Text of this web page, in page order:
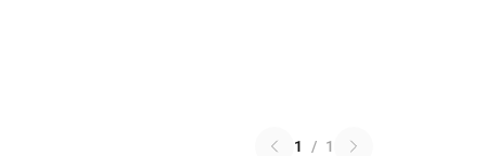
1 / 1